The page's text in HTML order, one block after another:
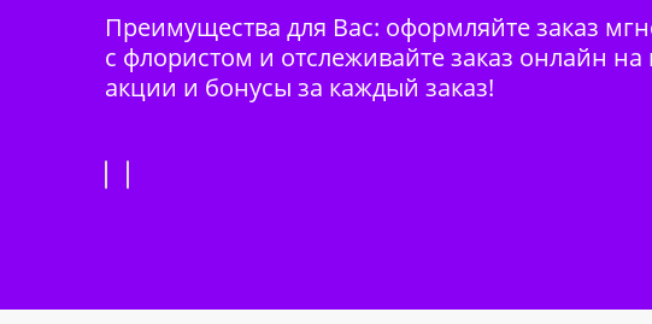
Преимущества для Вас: оформляйте заказ
с флористом и отслеживайте заказ онлайн
акции и бонусы за каждый заказ!